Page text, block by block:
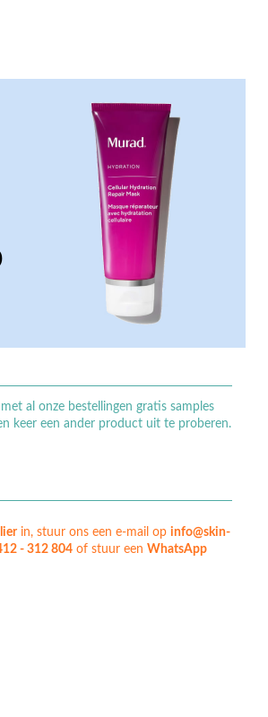
al onze bestellingen gratis samples
keer een ander product uit te proberen.
in, stuur ons een e-mail op info@skin-
- 312 804of stuur een WhatsApp